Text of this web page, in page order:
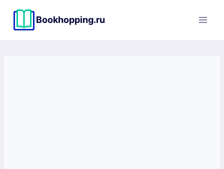
содержимому
Bookhopping.ru